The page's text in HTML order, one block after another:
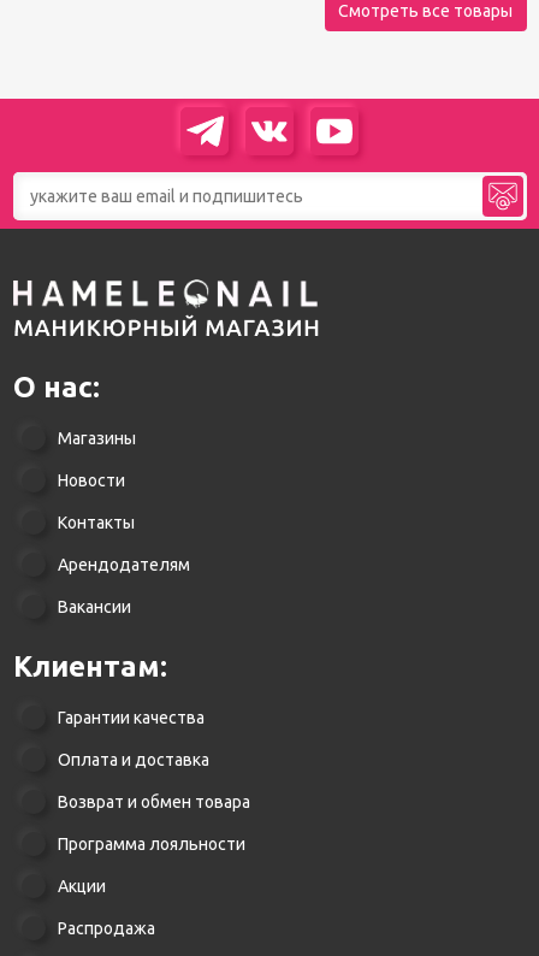
Смотреть все товары
О нас:
Магазины
Новости
Контакты
Арендодателям
Вакансии
Клиентам:
Гарантии качества
Оплата и доставка
Возврат и обмен товара
Программа лояльности
Акции
Распродажа